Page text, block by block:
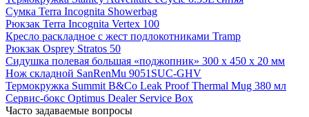
Сумка Terra Incognita Showerbag
Рюкзак Terra Incognita Vertex 100
Кресло раскладное с жест подлокотниками Tramp
Рюкзак Osprey Stratos 50
Сидушка полевая большая «поджопник» 300 x 450 х 20 мм
Нож складной SanRenMu 9051SUC-GHV
Термокружка Summit B&Co Leak Proof Thermal Mug 380 мл
Сервис-бокс Optimus Dealer Service Box
Часто задаваемые вопросы